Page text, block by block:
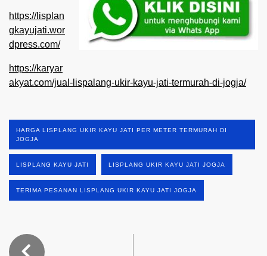
https://lisplan
gkayujati.wor
dpress.com/
https://karyar
akyat.com/jual-lispalang-ukir-kayu-jati-termurah-di-jogja/
HARGA LISPLANG UKIR KAYU JATI PER METER TERMURAH DI
JOGJA
LISPLANG KAYU JATI LISPLANG UKIR KAYU JATI JOGJA
TERIMA PESANAN LISPLANG UKIR KAYU JATI JOGJA